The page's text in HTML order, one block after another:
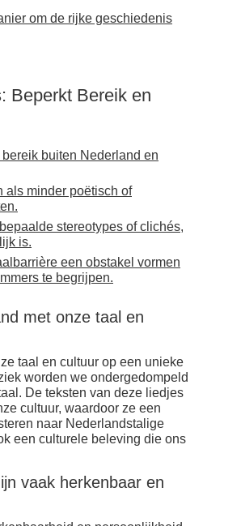
om de rijke geschiedenis
Beperkt Bereik en
buiten Nederland en
als minder poëtisch of
stereotypes of clichés,
is.
een obstakel vormen
te begrijpen.
met onze taal en
taal en cultuur op een unieke
worden we ondergedompeld
De teksten van deze liedjes
cultuur, waardoor ze een
naar Nederlandstalige
een culturele beleving die ons
vaak herkenbaar en